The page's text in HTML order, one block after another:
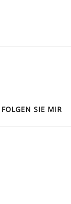
FOLGEN SIE MIR